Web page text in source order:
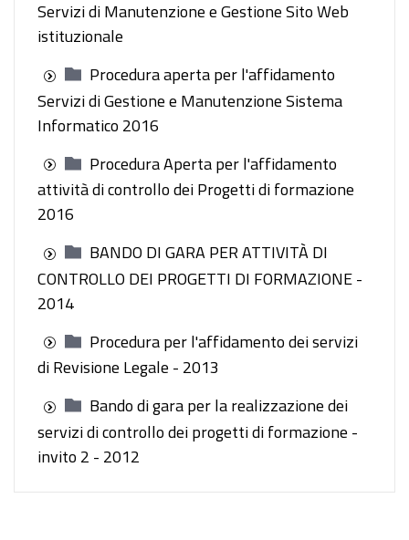
Servizi di Manutenzione e Gestione Sito Web
istituzionale
Procedura aperta per l'affidamento
Servizi di Gestione e Manutenzione Sistema
Informatico 2016
Procedura Aperta per l'affidamento
attività di controllo dei Progetti di formazione
2016
BANDO DI GARA PER ATTIVITÀ DI
CONTROLLO DEI PROGETTI DI FORMAZIONE -
2014
Procedura per l'affidamento dei servizi
di Revisione Legale - 2013
Bando di gara per la realizzazione dei
servizi di controllo dei progetti di formazione -
invito 2 - 2012